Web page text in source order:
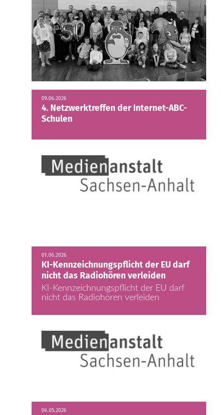
09.06.2026
4. Netzwerktreffen der Internet-ABC-
Schulen
01.06.2026
KI-Kennzeichnungspflicht der EU darf
nicht das Radiohören verleiden
KI-Kennzeichnungspflicht der EU darf
nicht das Radiohören verleiden
06.05.2026